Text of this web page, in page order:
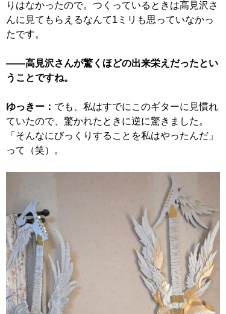
りはなかったので。つくっているときは高見沢さ
んに見てもらえるなんて1ミリも思っていなかっ
たです。
――高見沢さんが驚くほどの出来栄えだったとい
うことですね。
ゆっきー： でも、私はすでにこのギターに見慣れ
ていたので、驚かれたときに逆に驚きました。
「そんなにびっくりすることを私はやったんだ」
って（笑）。